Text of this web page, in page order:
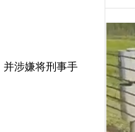
涉嫌将刑事手